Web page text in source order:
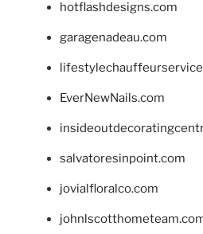
hotflashdesigns.com
garagenadeau.com
EverNewNails.com
salvatoresinpoint.com
jovialfloralco.com